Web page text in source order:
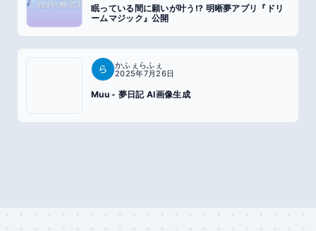
眠っている間に願いが叶う!? 明晰夢アプリ『ドリ
ームマジック』公開
かふぇらふぇ
2025年7月26日
Muu - 夢日記 AI画像生成